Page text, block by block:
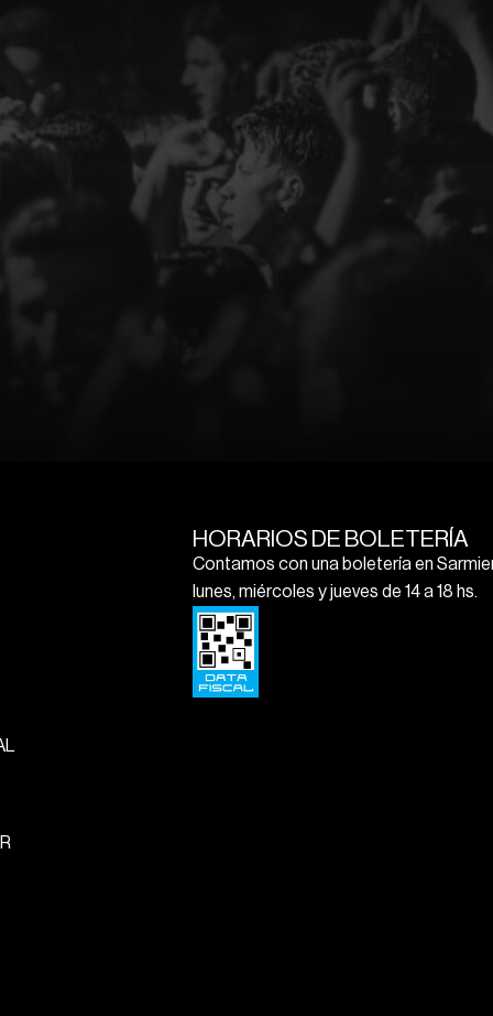
HORARIOS DE BOLETERÍA
Contamos con una boletería en
lunes, miércoles y jueves de 14 a 18 hs.